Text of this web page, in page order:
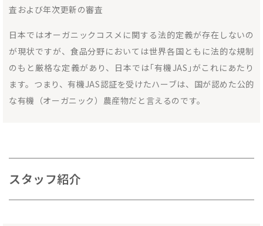
査および年次更新の審査
日本ではオーガニックコスメに関する法的定義が存在しないの
が現状ですが、食品分野においては世界各国ともに法的な規制
のもと厳格な定義があり、日本では｢有機JAS｣がこれにあたり
ます。つまり、有機JAS認証を受けたハーブは、国が認めた公的
な有機（オーガニック）農産物だと言えるのです。
スタッフ紹介